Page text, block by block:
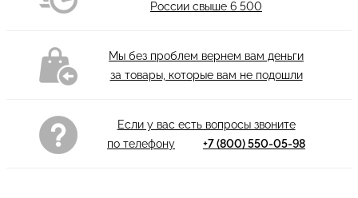
России свыше 6 500
Мы без проблем вернем вам деньги
за товары, которые вам не подошли
Если у вас есть вопросы звоните
по телефону
+7 (800) 550-05-98